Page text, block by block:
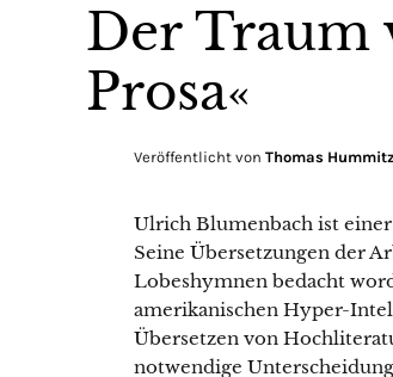
Der Traum
Prosa«
Veröffentlicht von Thomas
Ulrich Blumenbach ist
Seine Übersetzungen der
Lobeshymnen bedacht
amerikanischen Hyper-
Übersetzen von
notwendige